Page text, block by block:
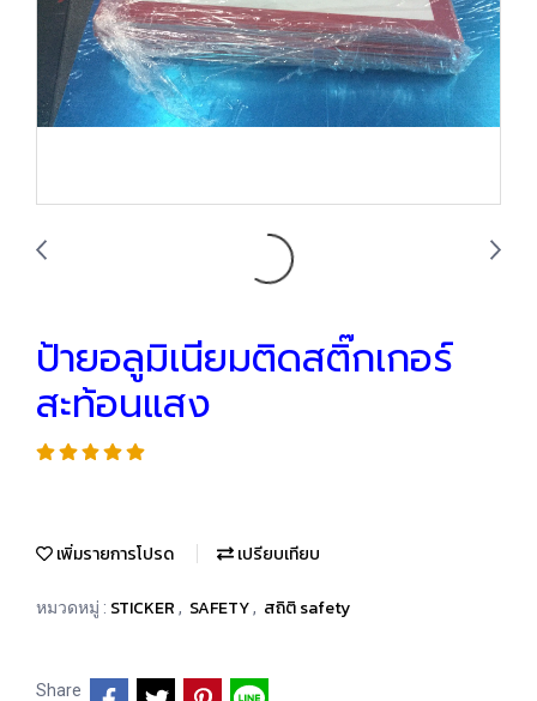
ป้ายอลูมิเนียมติดสติ๊กเกอร์
สะท้อนแสง
เพิ่มรายการโปรด เปรียบเทียบ
หมวดหมู่ : STICKER , SAFETY, สถิติ safety
Share